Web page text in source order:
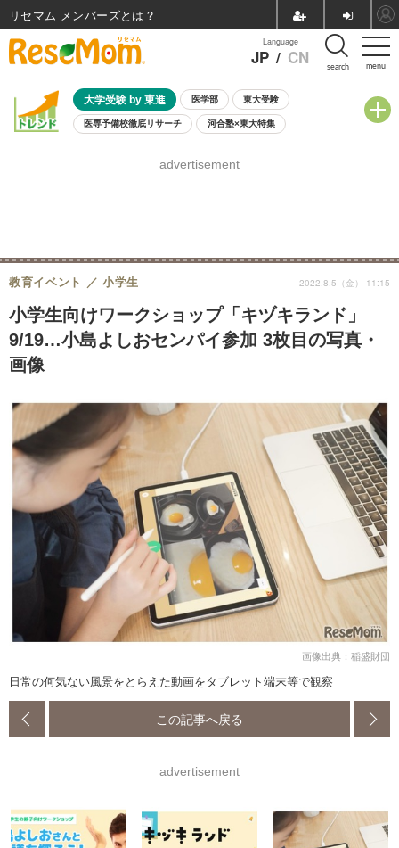
menu
Language
JP / CN search
大学受験 by 東進 医学部 東大受験
医専予備校徹底リサーチ 河合塾×東大特集
8月開催学校説明会・相談会
advertisement
小学生向けワークショップ「キヅキランド」
9/19…小島よしおセンパイ参加 3枚目の写真・
画像
教育イベント 小学生 2022.8.5（金） 11:15
画像出典：稲盛財団
日常の何気ない風景をとらえた動画をタブレット端末等で観察
この記事へ戻る
advertisement
リセマム メンバーズ